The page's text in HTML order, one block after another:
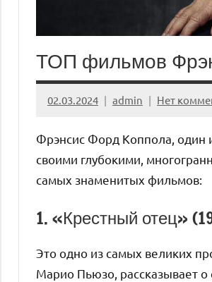
ТОП фильмов
02.03.2024 admin Нет
Фрэнсис Форд Коппола, один
своими глубокими,
самых знаменитых фильмов:
1. «Крестный отец»
Это одно из самых великих
Марио Пьюзо, рассказывает